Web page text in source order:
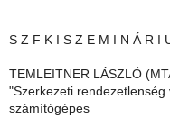
S Z F K I S Z E M I N Á R I
TEMLEITNER LÁSZLÓ
"Szerkezeti
számítógépes